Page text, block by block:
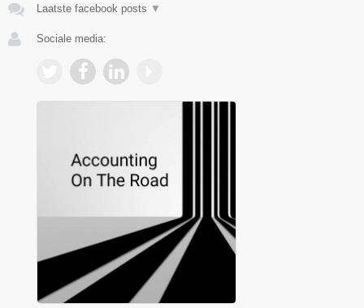
Laatste facebook posts ▼
Sociale media: